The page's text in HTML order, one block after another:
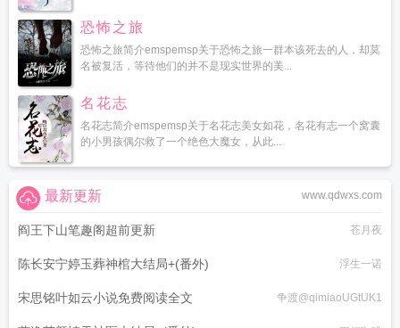
恐怖之旅
恐怖之旅简介emspemsp关于恐怖之旅一群本该死去的人，却莫
名被复活，等待他们的并不是现实世界的美...
名花志
名花志简介emspemsp关于名花志美女如花，名花有志一个窝囊
的小男孩偶尔救了一个绝色大魔女，从此...
www.qdwxs.com
最新更新
阎王下山笔趣阁超前更新 苍月夜
陈长安宁婷玉葬神棺大结局+(番外) 浮生一诺
宋思铭叶如云小说免费阅读全文 争渡@qimiaoUGtUK1